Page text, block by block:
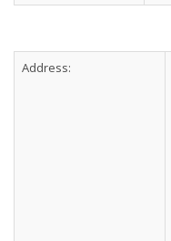
Address: